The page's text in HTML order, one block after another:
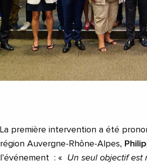
La première intervention a été
région Auvergne-Rhône-Alpes,
l’événement : «
Un seul objectif est